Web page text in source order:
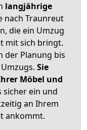
langjährige
nach Traunreut
die ein Umzug
mit sich bringt.
der Planung bis
Sie
Möbel und
sicher ein und
an Ihrem
ankommt.